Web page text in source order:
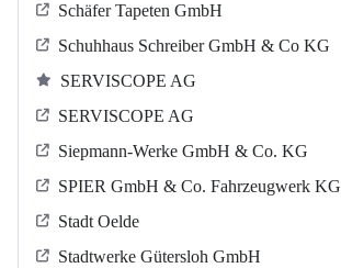
Schäfer Tapeten GmbH
Schuhhaus Schreiber GmbH & Co KG
SERVISCOPE AG
SERVISCOPE AG
Siepmann-Werke GmbH & Co. KG
SPIER GmbH & Co. Fahrzeugwerk KG
Stadt Oelde
Stadtwerke Gütersloh GmbH